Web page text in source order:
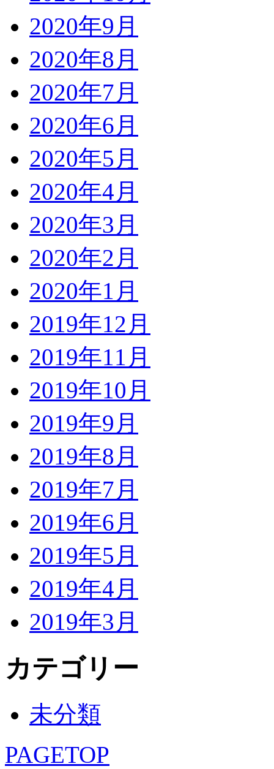
2020年9月
2020年8月
2020年7月
2020年6月
2020年5月
2020年4月
2020年3月
2020年2月
2020年1月
2019年12月
2019年11月
2019年10月
2019年9月
2019年8月
2019年7月
2019年6月
2019年5月
2019年4月
2019年3月
カテゴリー
未分類
PAGETOP